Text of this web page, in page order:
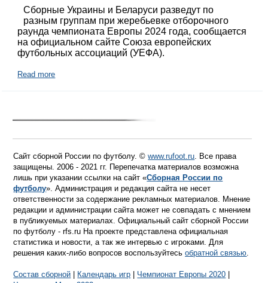
Сборные Украины и Беларуси разведут по
разным группам при жеребьевке отборочного
раунда чемпионата Европы 2024 года, сообщается
на официальном сайте Союза европейских
футбольных ассоциаций (УЕФА).
Read more
Сайт сборной России по футболу. ©www.rufoot.ru. Все права
защищены. 2006 - 2021 гг. Перепечатка материалов возможна
лишь при указании ссылки на сайт «Сборная России по
футболу». Администрация и редакция сайта не несет
ответственности за содержание рекламных материалов. Мнение
редакции и администрации сайта может не совпадать с мнением
в публикуемых материалах. Официальный сайт сборной России
по футболу - rfs.ru На проекте представлена официальная
статистика и новости, а так же интервью с игроками. Для
решения каких-либо вопросов воспользуйтесьобратной связью.
Состав сборной Календарь игр Чемпионат Европы 2020